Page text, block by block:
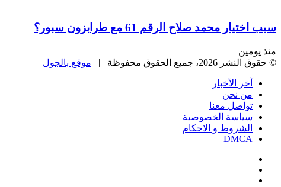
سبب اختيار محمد صلاح الرقم 61 مع طرابزون سبور؟
منذ يومين
© حقوق النشر 2026، جميع الحقوق محفوظة |
موقع بالجول
آخر الأخبار
من نحن
تواصل معنا
سياسة الخصوصية
الشروط و الاحكام
DMCA